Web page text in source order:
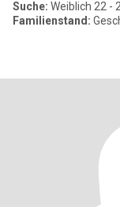
Suche: Weiblich 22 -
Familienstand: